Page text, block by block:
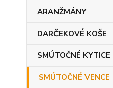
ARANŽMÁNY
DARČEKOVÉ KOŠE
SMÚTOČNÉ KYTICE
SMÚTOČNÉ VENCE